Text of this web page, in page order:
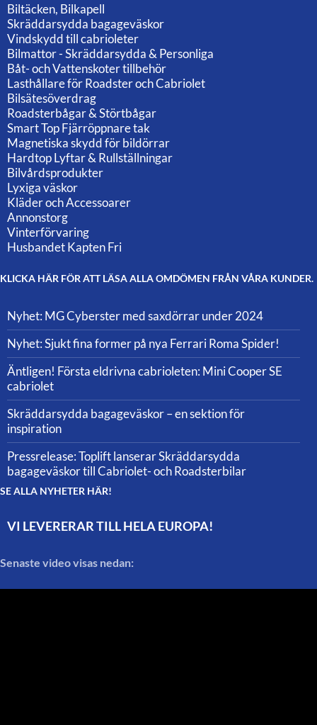
Biltäcken, Bilkapell
Skräddarsydda bagageväskor
Vindskydd till cabrioleter
Bilmattor - Skräddarsydda & Personliga
Båt- och Vattenskoter tillbehör
Lasthållare för Roadster och Cabriolet
Bilsätesöverdrag
Roadsterbågar & Störtbågar
Smart Top Fjärröppnare tak
Magnetiska skydd för bildörrar
Hardtop Lyftar & Rullställningar
Bilvårdsprodukter
Lyxiga väskor
Kläder och Accessoarer
Annonstorg
Vinterförvaring
Husbandet Kapten Fri
KLICKA HÄR FÖR ATT LÄSA ALLA OMDÖMEN FRÅN VÅRA KUNDER.
Nyhet: MG Cyberster med saxdörrar under 2024
Nyhet: Sjukt fina former på nya Ferrari Roma Spider!
Äntligen! Första eldrivna cabrioleten: Mini Cooper SE
cabriolet
Skräddarsydda bagageväskor – en sektion för
inspiration
Pressrelease: Toplift lanserar Skräddarsydda
bagageväskor till Cabriolet- och Roadsterbilar
SE ALLA NYHETER HÄR!
VI LEVERERAR TILL HELA EUROPA!
Senaste video visas nedan: